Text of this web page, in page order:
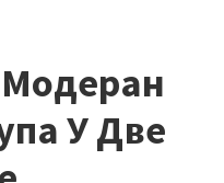
У Две